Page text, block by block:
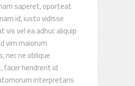
saperet, oporteat
id, iusto vidisse
vis vel ea adhuc aliquip
vim maiorum
nec ne oblique
facer hendrerit id
interpretaris